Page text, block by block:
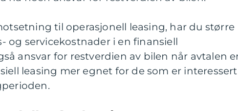
til operasjonell leasing, har du større
og servicekostnader i en finansiell
ansvar for restverdien av bilen når avtalen
leasing mer egnet for de som er